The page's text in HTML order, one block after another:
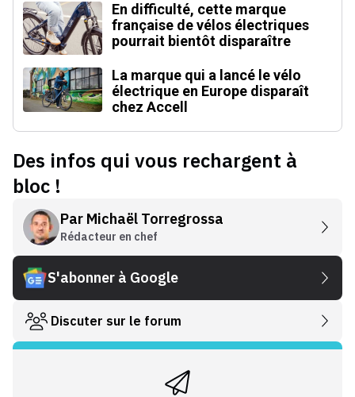
En difficulté, cette marque
française de vélos électriques
pourrait bientôt disparaître
La marque qui a lancé le vélo
électrique en Europe disparaît
chez Accell
Des infos qui vous rechargent à
bloc !
Par Michaël Torregrossa
Rédacteur en chef
S'abonner à Google
Discuter sur le forum